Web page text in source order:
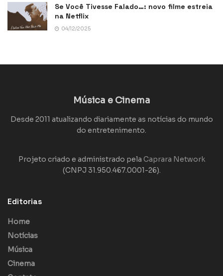
Se Você Tivesse Falado…: novo filme estreia
na Netflix
04/12/2025
Música e Cinema
Desde 2011 atualizando diariamente as notícias do mundo
do entretenimento.
Projeto criado e administrado pela Caprara Network
(CNPJ 31.950.467.0001-26).
Editorias
Home
Notícias
Música
Cinema